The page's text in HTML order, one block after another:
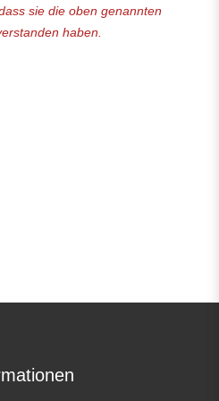
sie die oben genannten
haben.